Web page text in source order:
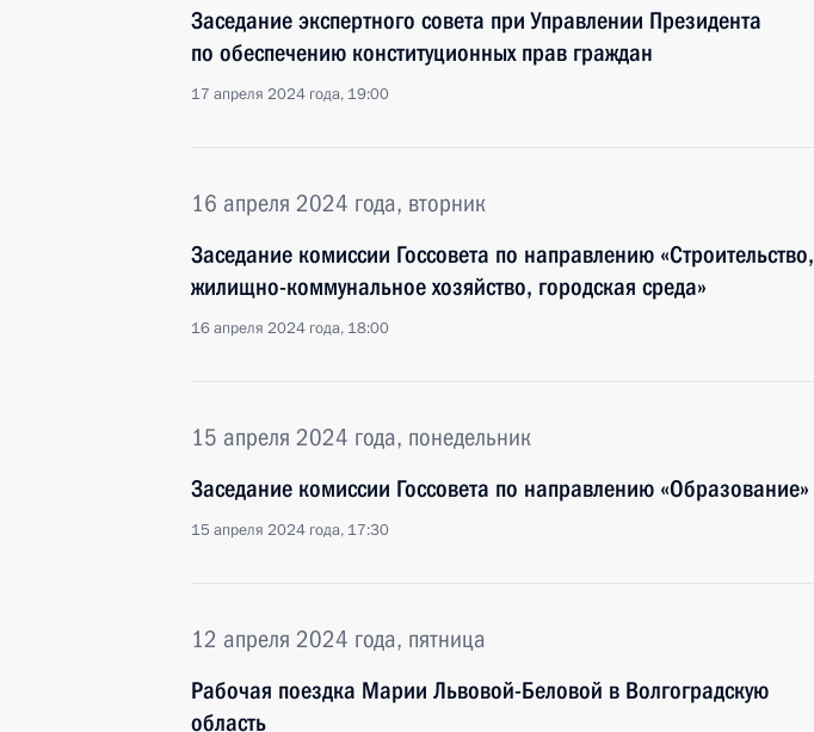
Заседание экспертного совета при Управлении Президента
по обеспечению конституционных прав граждан
17 апреля 2024 года, 19:00
16 апреля 2024 года, вторник
Заседание комиссии Госсовета по направлению «Строительство,
жилищно-коммунальное хозяйство, городская среда»
16 апреля 2024 года, 18:00
15 апреля 2024 года, понедельник
Заседание комиссии Госсовета по направлению «Образование»
15 апреля 2024 года, 17:30
12 апреля 2024 года, пятница
Рабочая поездка Марии Львовой-Беловой в Волгоградскую
область